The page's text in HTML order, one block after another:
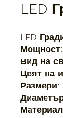
LED
LED
Вид на
Цвят на
Размери: